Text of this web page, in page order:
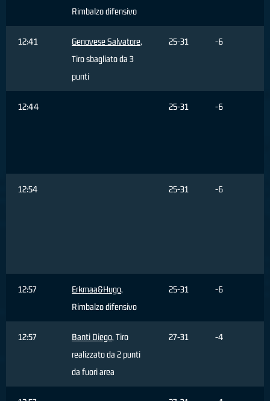
Rimbalzo difensivo
12:41 Genovese Salvatore,
Tiro sbagliato da 3
punti
25-31 -6
12:44 25-31 -6
12:54 25-31 -6
12:57 Erkmaa&Hugo,
Rimbalzo difensivo
25-31 -6
12:57 Banti Diego, Tiro
realizzato da 2 punti
da fuori area
27-31 -4